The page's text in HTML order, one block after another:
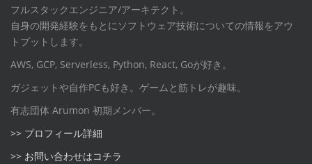
フルスタックエンジニア/アーキテクト。
自身の開発経験をもとにソフトウェア技術についての情報をアウ
トプットします。
AWS, GCP, Serverless, Python, React, Goが好き。
ガジェットや自作PCも好き。ゲームと筋トレが趣味。
有志団体 Arumon 初期メンバー。
>> プロフィール詳細
>> お問い合わせはコチラ